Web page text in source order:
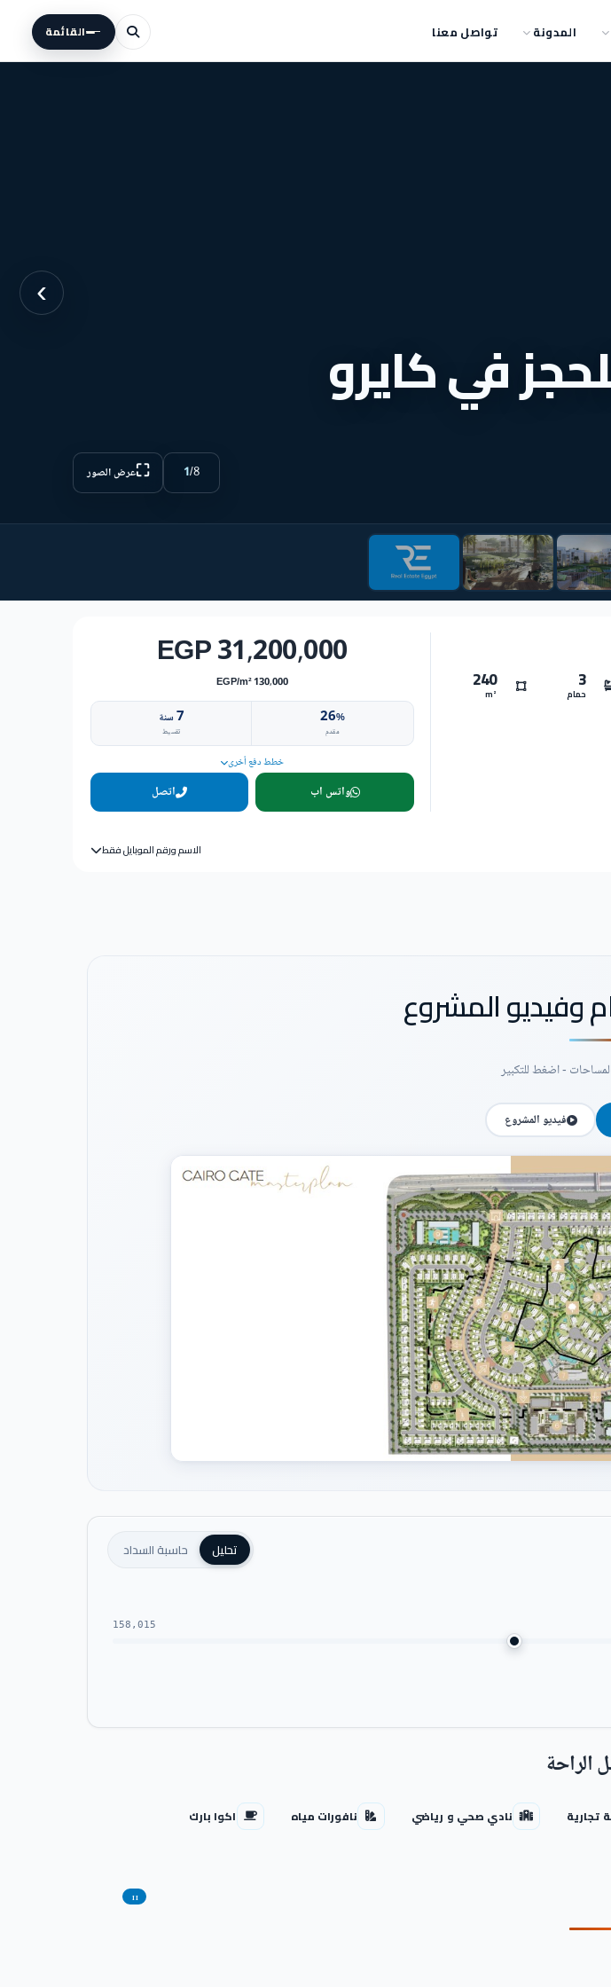
المدونة تواصل معنا القائمة
›
240 متراً للحجز في كايرو
1/8
⛶عرض الصور
3
حمام
240
m²
31,200,000 EGP
130,000 EGP/m²
26%
مقدم
7سنة
تقسيط
خطط دفع أخرى
واتس اب اتصل
الاسم ورقم الموبايل فقط
وفيديو المشروع
- اضغط للتكبير
فيديو المشروع
تحليل حاسبة السداد
158,015
الراحة
تجارية نادي صحي و رياضي نافورات مياه اكوا بارك
11